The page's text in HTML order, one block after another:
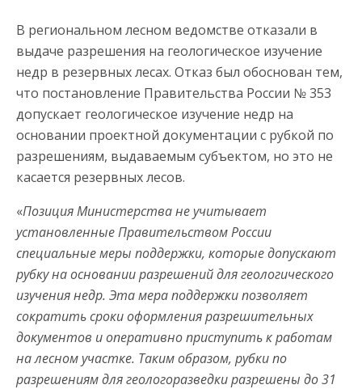
В региональном лесном ведомстве отказали в
выдаче разрешения на геологическое изучение
недр в резервных лесах. Отказ был обоснован тем,
что постановление Правительства России № 353
допускает геологическое изучение недр на
основании проектной документации с рубкой по
разрешениям, выдаваемым субъектом, но это не
касается резервных лесов.
«Позиция Министерства не учитывает
установленные Правительством России
специальные меры поддержки, которые допускают
рубку на основании разрешений для геологического
изучения недр. Эта мера поддержки позволяет
сократить сроки оформления разрешительных
документов и оперативно приступить к работам
на лесном участке. Таким образом, рубки по
разрешениям для геологоразведки разрешены до 31